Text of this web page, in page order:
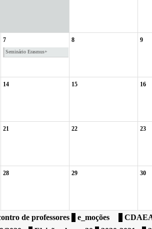
7
Seminário Erasmus+
8 9
14 15 16
21 22 23
28 29 30
de professores e_moções